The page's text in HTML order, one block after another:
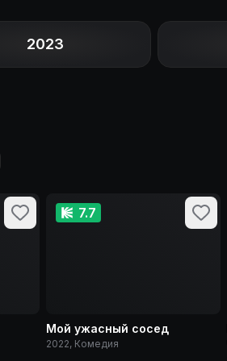
2023
7.7
Мой ужасный сосед
2022, Комедия